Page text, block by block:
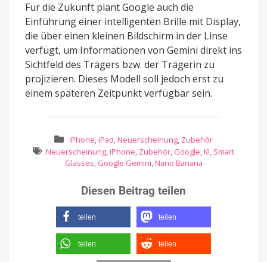
Für die Zukunft plant Google auch die
Einführung einer intelligenten Brille mit Display,
die über einen kleinen Bildschirm in der Linse
verfügt, um Informationen von Gemini direkt ins
Sichtfeld des Trägers bzw. der Trägerin zu
projizieren. Dieses Modell soll jedoch erst zu
einem späteren Zeitpunkt verfügbar sein.
iPhone, iPad, Neuerscheinung, Zubehör
Neuerscheinung, iPhone, Zubehör, Google, KI, Smart
Glasses, Google Gemini, Nano Banana
Diesen Beitrag teilen
teilen teilen
teilen teilen